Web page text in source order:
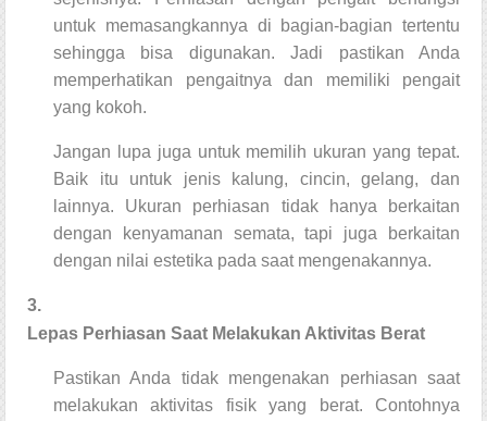
untuk memasangkannya di bagian-bagian tertentu
sehingga bisa digunakan. Jadi pastikan Anda
memperhatikan pengaitnya dan memiliki pengait
yang kokoh.
Jangan lupa juga untuk memilih ukuran yang tepat.
Baik itu untuk jenis kalung, cincin, gelang, dan
lainnya. Ukuran perhiasan tidak hanya berkaitan
dengan kenyamanan semata, tapi juga berkaitan
dengan nilai estetika pada saat mengenakannya.
3.
Lepas Perhiasan Saat Melakukan Aktivitas Berat
Pastikan Anda tidak mengenakan perhiasan saat
melakukan aktivitas fisik yang berat. Contohnya